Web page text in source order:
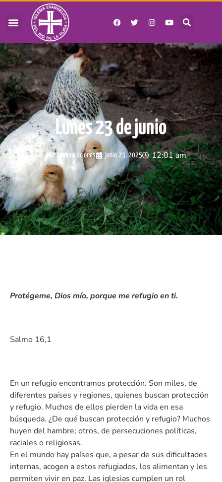
Lunes 23 de junio
IERP Comunicaciones junio 23, 2025 12:01 am
Protégeme, Dios mío, porque me refugio en ti.
Salmo 16,1
En un refugio encontramos protección. Son miles, de
diferentes países y regiones, quienes buscan protección
y refugio. Muchos de ellos pierden la vida en esa
búsqueda. ¿De qué buscan protección y refugio? Muchos
huyen del hambre; otros, de persecuciones políticas,
raciales o religiosas.
En el mundo hay países que, a pesar de sus dificultades
internas, acogen a estos refugiados, los alimentan y les
permiten vivir en paz. Las iglesias cumplen un rol